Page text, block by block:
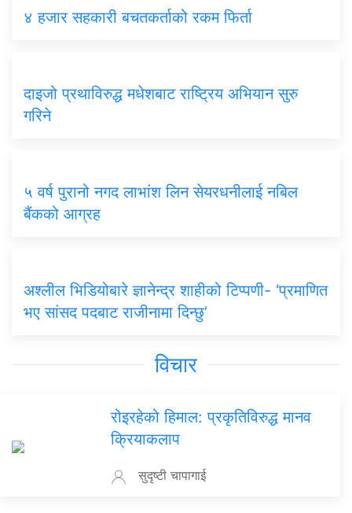
४ हजार सहकारी बचतकर्ताको रकम फिर्ता
दाइजो प्रथाविरुद्ध मधेशबाट राष्ट्रिय अभियान सुरु
गरिने
५ वर्ष पुरानो नगद लाभांश लिन सेयरधनीलाई नबिल
बैंकको आग्रह
अश्लील भिडियोबारे ज्ञानेन्द्र शाहीको टिप्पणी- ‘प्रमाणित
भए सांसद पदबाट राजीनामा दिन्छु’
विचार
रोइरहेको हिमाल: प्रकृतिविरुद्ध मानव
क्रियाकलाप
सुदृष्टी चापागाई